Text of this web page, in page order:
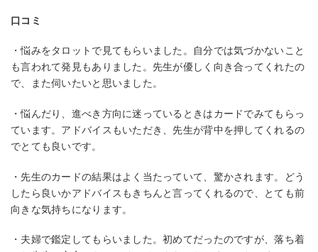
口コミ
・悩みをタロットで見てもらいました。自分では気づかないこと
も言われて発見もありました。先生が優しく向き合ってくれたの
で、また伺いたいと思いました。
・悩んだり、進べき方向に迷っているときはカードでみてもらっ
ています。アドバイスもいただき、先生が背中を押してくれるの
でとても良いです。
・先生のカードの結果はよく当たっていて、驚かされます。どう
したら良いかアドバイスもきちんと言ってくれるので、とても前
向きな気持ちになります。
・夫婦で鑑定してもらいました。初めてだったのですが、落ち着